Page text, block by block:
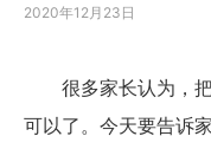
关于我们
2020年12月23日
很多家长认为，把
可以了。今天要告诉